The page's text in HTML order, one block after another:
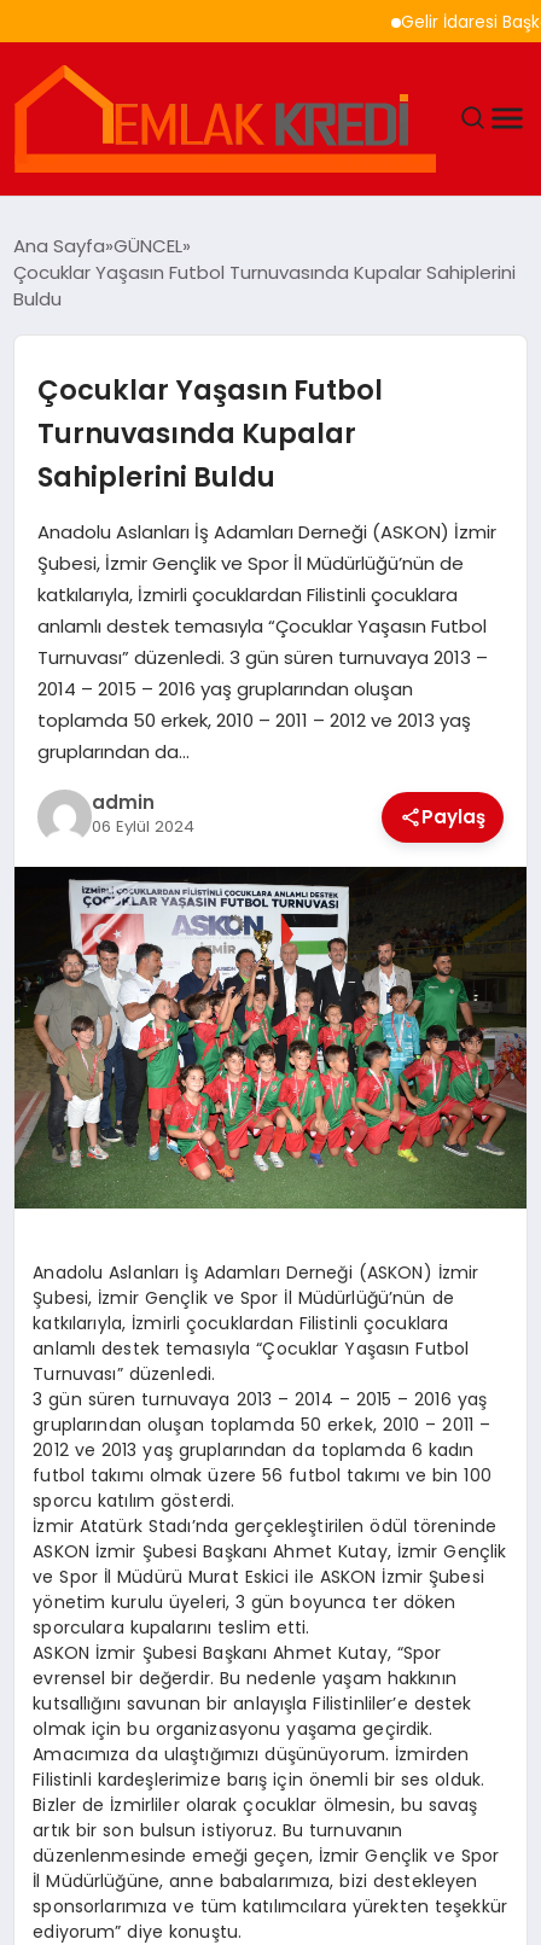
Gelir İdaresi
EKONOMI
EĞITIM
MAGAZIN
SAĞLIK
SIYASET
SPOR
TEKNOLOJI
YAŞAM
Ana Sayfa GÜNCEL
Çocuklar Yaşasın Futbol Turnuvasında Kupalar Sahiplerini
Buldu
Çocuklar Yaşasın Futbol
Turnuvasında Kupalar
Sahiplerini Buldu
Anadolu Aslanları İş Adamları Derneği (ASKON) İzmir
Şubesi, İzmir Gençlik ve Spor İl Müdürlüğü’nün de
katkılarıyla, İzmirli çocuklardan Filistinli çocuklara
anlamlı destek temasıyla “Çocuklar Yaşasın Futbol
Turnuvası” düzenledi. 3 gün süren turnuvaya 2013 –
2014 – 2015 – 2016 yaş gruplarından oluşan
toplamda 50 erkek, 2010 – 2011 – 2012 ve 2013 yaş
gruplarından da…
admin
06 Eylül 2024 Paylaş
Anadolu Aslanları İş Adamları Derneği (ASKON) İzmir
Şubesi, İzmir Gençlik ve Spor İl Müdürlüğü’nün de
katkılarıyla, İzmirli çocuklardan Filistinli çocuklara
anlamlı destek temasıyla “Çocuklar Yaşasın Futbol
Turnuvası” düzenledi.
3 gün süren turnuvaya 2013 – 2014 – 2015 – 2016 yaş
gruplarından oluşan toplamda 50 erkek, 2010 – 2011 –
2012 ve 2013 yaş gruplarından da toplamda 6 kadın
futbol takımı olmak üzere 56 futbol takımı ve bin 100
sporcu katılım gösterdi.
İzmir Atatürk Stadı’nda gerçekleştirilen ödül töreninde
ASKON İzmir Şubesi Başkanı Ahmet Kutay, İzmir Gençlik
ve Spor İl Müdürü Murat Eskici ile ASKON İzmir Şubesi
yönetim kurulu üyeleri, 3 gün boyunca ter döken
sporculara kupalarını teslim etti.
ASKON İzmir Şubesi Başkanı Ahmet Kutay, “Spor
evrensel bir değerdir. Bu nedenle yaşam hakkının
kutsallığını savunan bir anlayışla Filistinliler’e destek
olmak için bu organizasyonu yaşama geçirdik.
Amacımıza da ulaştığımızı düşünüyorum. İzmirden
Filistinli kardeşlerimize barış için önemli bir ses olduk.
Bizler de İzmirliler olarak çocuklar ölmesin, bu savaş
artık bir son bulsun istiyoruz. Bu turnuvanın
düzenlenmesinde emeği geçen, İzmir Gençlik ve Spor
İl Müdürlüğüne, anne babalarımıza, bizi destekleyen
sponsorlarımıza ve tüm katılımcılara yürekten teşekkür
ediyorum” diye konuştu.